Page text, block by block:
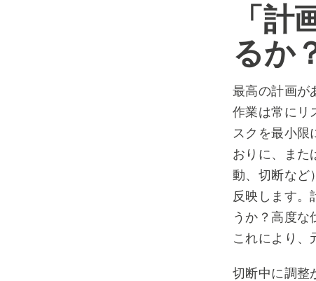
「
るか
最高の計画が
作業は常にリ
スクを最小限
おりに、また
動、切断など
反映します。
うか？高度な
これにより、
切断中に調整